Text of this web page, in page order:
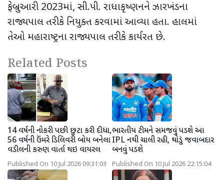
ફેબ્રુઆરી 2023માં, સી.પી. રાધાકૃષ્ણનને ઝારખંડના
રાજ્યપાલ તરીકે નિયુક્ત કરવામાં આવ્યા હતા. હાલમાં
તેઓ મહારાષ્ટ્રના રાજ્યપાલ તરીકે કાર્યરત છે.
Related Posts
14 વર્ષની નોકરી પછી છુટા કરી દીધા,
56 વર્ષની ઉંમરે ડિલિવરી બોય બનેલા
વડીલની કરુણ વાર્તા થઇ વાયરલ
Published On 10 Jul 2026 09:31:03
ભારતીય ટીમને સમજવું પડશે આ
IPL નથી ચાલી રહી, થોડું જવાબદાર
બનવું પડશે
Published On 10 Jul 2026 22:15:04